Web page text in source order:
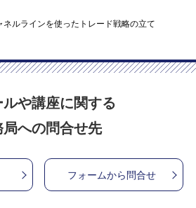
ネルラインを使ったトレード戦略の立て
や講座に関する
への問合せ先
フォームから問合せ